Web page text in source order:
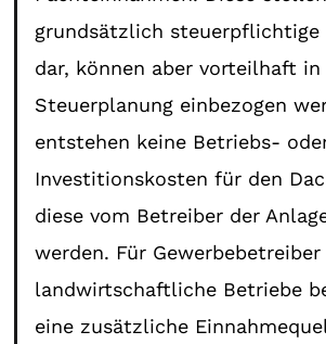
grundsätzlich steuerpflichtige
dar, können aber vorteilhaft in
Steuerplanung einbezogen
entstehen keine Betriebs-
Investitionskosten für den
diese vom Betreiber der
werden. Für Gewerbebetreiber
landwirtschaftliche Betriebe
eine zusätzliche